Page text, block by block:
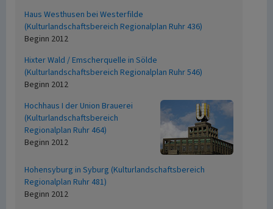
Haus Westhusen bei Westerfilde
(Kulturlandschaftsbereich Regionalplan Ruhr 436)
Beginn 2012
Hixter Wald / Emscherquelle in Sölde
(Kulturlandschaftsbereich Regionalplan Ruhr 546)
Beginn 2012
Hochhaus I der Union Brauerei
(Kulturlandschaftsbereich
Regionalplan Ruhr 464)
Beginn 2012
Hohensyburg in Syburg (Kulturlandschaftsbereich
Regionalplan Ruhr 481)
Beginn 2012